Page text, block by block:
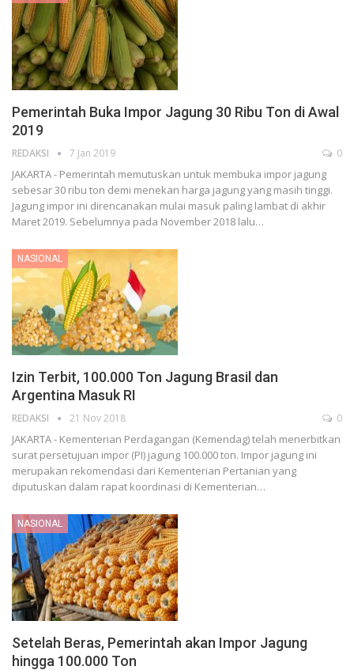
Pemerintah Buka Impor Jagung 30 Ribu Ton di Awal
2019
REDAKSI 7 Jan 2019 0
JAKARTA - Pemerintah memutuskan untuk membuka impor jagung
sebesar 30 ribu ton demi menekan harga jagung yang masih tinggi.
Jagung impor ini direncanakan mulai masuk paling lambat di akhir
Maret 2019. Sebelumnya pada November 2018 lalu…
NASIONAL
Izin Terbit, 100.000 Ton Jagung Brasil dan
Argentina Masuk RI
REDAKSI 21 Nov 2018 0
JAKARTA - Kementerian Perdagangan (Kemendag) telah menerbitkan
surat persetujuan impor (PI) jagung 100.000 ton. Impor jagung ini
merupakan rekomendasi dari Kementerian Pertanian yang
diputuskan dalam rapat koordinasi di Kementerian…
NASIONAL
Setelah Beras, Pemerintah akan Impor Jagung
hingga 100.000 Ton